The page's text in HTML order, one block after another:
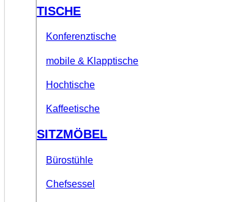
TISCHE
Konferenztische
mobile & Klapptische
Hochtische
Kaffeetische
SITZMÖBEL
Bürostühle
Chefsessel